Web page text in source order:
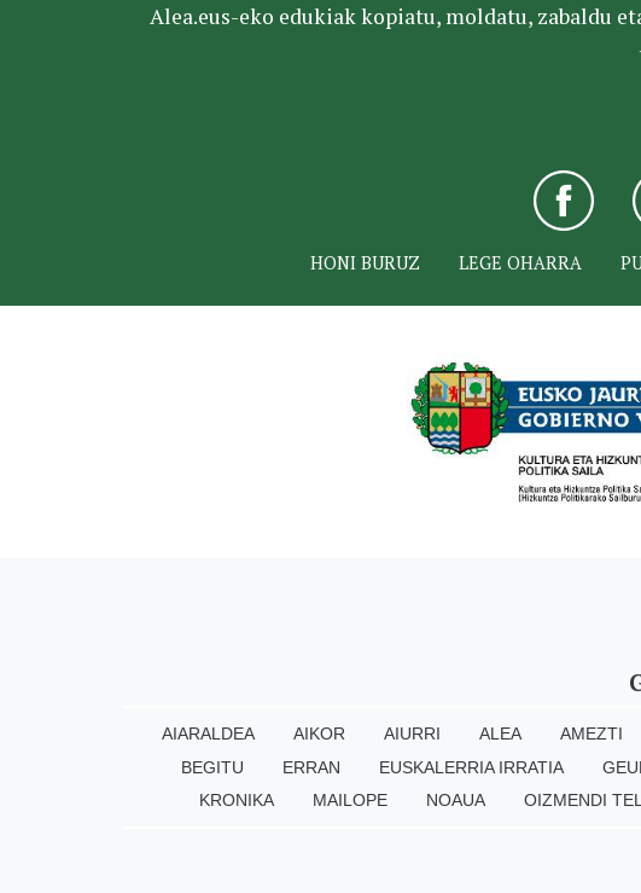
Alea.eus-eko edukiak kopiatu, moldatu, zabaldu
HONI BURUZ LEGE OHARRA
AIARALDEA AIKOR AIURRI ALEA AMEZTI
BEGITU
ERRAN EUSKALERRIA IRRATIA
KRONIKA
MAILOPE NOAUA OIZMENDI